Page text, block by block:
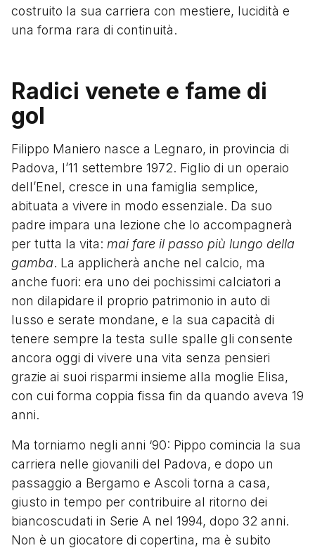
costruito la sua carriera con mestiere, lucidità e
una forma rara di continuità.
Radici venete e fame di
gol
Filippo Maniero nasce a Legnaro, in provincia di
Padova, l’11 settembre 1972. Figlio di un operaio
dell’Enel, cresce in una famiglia semplice,
abituata a vivere in modo essenziale. Da suo
padre impara una lezione che lo accompagnerà
per tutta la vita: mai fare il passo più lungo della
gamba. La applicherà anche nel calcio, ma
anche fuori: era uno dei pochissimi calciatori a
non dilapidare il proprio patrimonio in auto di
lusso e serate mondane, e la sua capacità di
tenere sempre la testa sulle spalle gli consente
ancora oggi di vivere una vita senza pensieri
grazie ai suoi risparmi insieme alla moglie Elisa,
con cui forma coppia fissa fin da quando aveva 19
anni.
Ma torniamo negli anni ‘90: Pippo comincia la sua
carriera nelle giovanili del Padova, e dopo un
passaggio a Bergamo e Ascoli torna a casa,
giusto in tempo per contribuire al ritorno dei
biancoscudati in Serie A nel 1994, dopo 32 anni.
Non è un giocatore di copertina, ma è subito